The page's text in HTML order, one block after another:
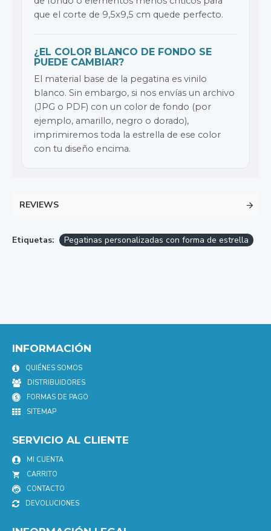
que el corte de 9,5x9,5 cm quede perfecto.
¿EL COLOR BLANCO DE FONDO SE
PUEDE CAMBIAR?
El material base de la pegatina es vinilo
blanco. Sin embargo, si nos envías un archivo
(JPG o PDF) con un color de fondo (por
ejemplo, amarillo, negro o dorado),
imprimiremos toda la estrella de ese color
con tu diseño encima.
REVIEWS
Etiquetas: Pegatinas personalizadas con forma de estrella
INFORMACIÓN
QUIÉNES SOMOS
DISTRIBUIDORES
FORMAS DE PAGO
SITEMAP
SERVICIO AL CLIENTE
MI CUENTA
CARRITO
CONTACTO
DEVOLUCIONES